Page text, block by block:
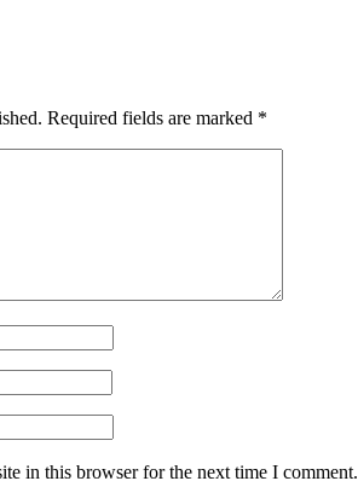
Required fields are marked *
in this browser for the next time I comment.